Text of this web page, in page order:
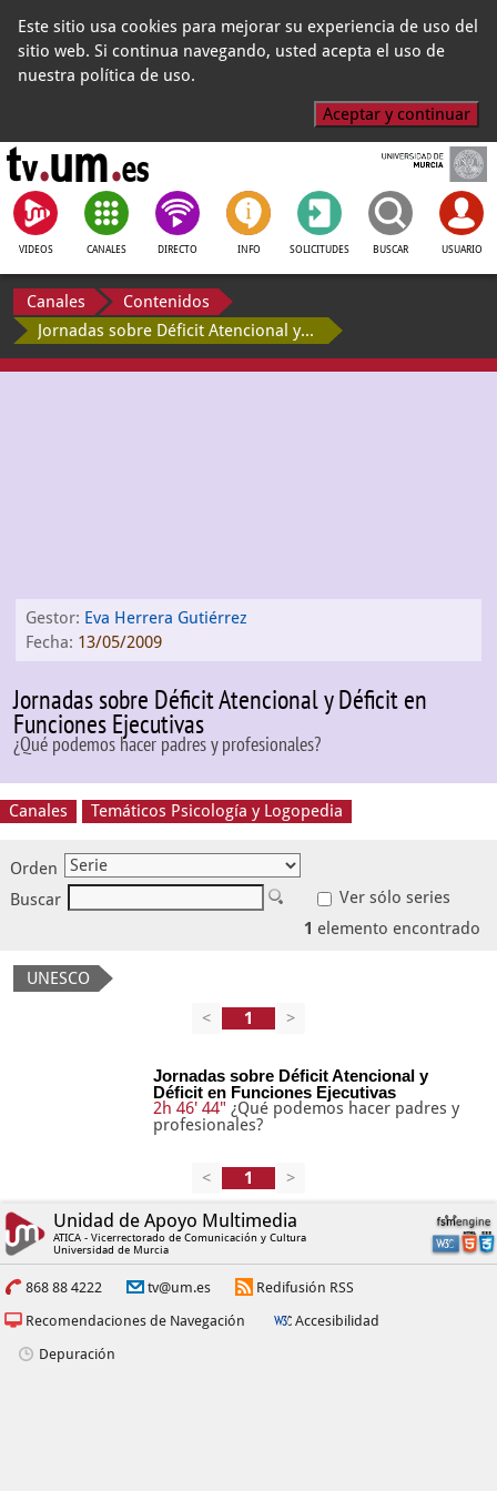
Este sitio usa cookies para mejorar su experiencia de uso del
sitio web. Si continua navegando, usted acepta el uso de
nuestra política de uso.
Aceptar y continuar
VIDEOS CANALES DIRECTO INFO SOLICITUDES BUSCAR USUARIO
Canales
Contenidos
Jornadas sobre Déficit Atencional y Déficit en Funciones Ejecutivas
Gestor: Eva Herrera Gutiérrez
Fecha: 13/05/2009
Jornadas sobre Déficit Atencional y Déficit en
Funciones Ejecutivas
¿Qué podemos hacer padres y profesionales?
Canales Temáticos Psicología y Logopedia
Orden
Buscar
Ver sólo series
1 elemento encontrado
UNESCO
<
>
Jornadas sobre Déficit Atencional y
Déficit en Funciones Ejecutivas
2h 46' 44" ¿Qué podemos hacer padres y
profesionales?
< >
Unidad de Apoyo Multimedia
ATICA - Vicerrectorado de Comunicación y Cultura
Universidad de Murcia
868 88 4222 tv@um.es
Redifusión RSS
Recomendaciones de Navegación
Accesibilidad
Depuración